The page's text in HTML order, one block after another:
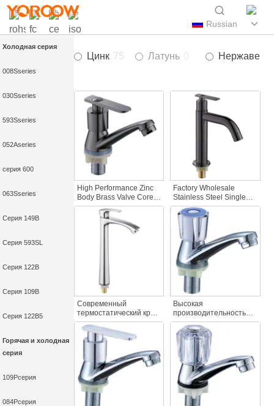
Russian
Холодная серия
008Sseries
030Sseries
593Sseries
052Aseries
серия 600
063Sseries
Серия 149B
Серия 593SL
Серия 122B
Серия 109B
Серия 122B5
Горячая и холодная
серия
109Pсерия
084Pсерия
Цинк 75 Латунь
High Performance Zinc
Body Brass Valve Core
Single Handle Deck
Mounted Cold Water
Polished Surface
Factory Wholesale
Stainless Steel Single
Hole Modern Brushed
Chrome Basin Faucet
Cold Water with Brass
Valve Core for Bathroom
Sink
Современный
термостатический кран
для раковины с одним
отверстием Высокий
вес одной
охлаждающей ручки
хром цинковый сплав
краны для раковины
Высокая
производительность
один охлаждающий
ручка воды кран
слюнявчики сплав
пластиковые рукав
железо шестиугольник
ручка для кухни /
ванная комната
использования